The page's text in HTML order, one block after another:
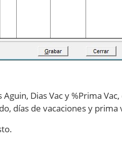
Dias Vac y %Prima
días de vacaciones y prima